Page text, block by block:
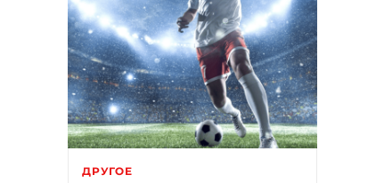
ДРУГОЕ